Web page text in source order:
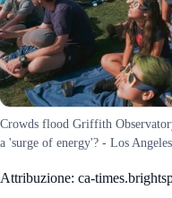
Crowds flood Griffith
a 'surge of energy'? - Los
Attribuzione: ca-